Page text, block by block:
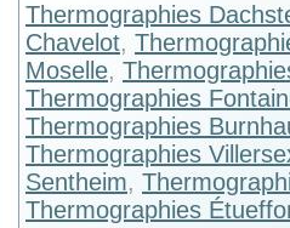
Thermographies
Chavelot,
Moselle,
Thermographies
Thermographies
Thermographies
Sentheim,
Thermographies